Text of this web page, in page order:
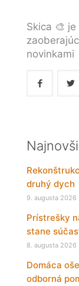
Skica 🎨
novinkami
druhý dych
9. augusta 2026
Prístrešky
stane
8. augusta 2026
Domáca
odborná